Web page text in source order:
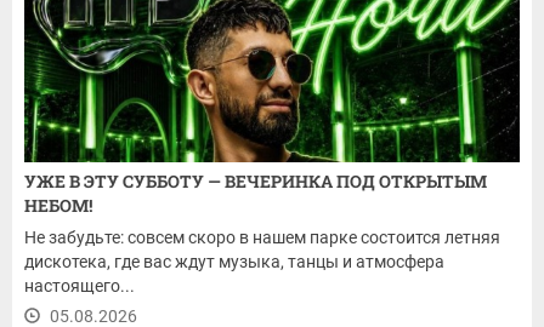
УЖЕ В ЭТУ СУББОТУ — ВЕЧЕРИНКА ПОД ОТКРЫТЫМ
НЕБОМ!
Не забудьте: совсем скоро в нашем парке состоится летняя
дискотека, где вас ждут музыка, танцы и атмосфера
настоящего...
05.08.2026